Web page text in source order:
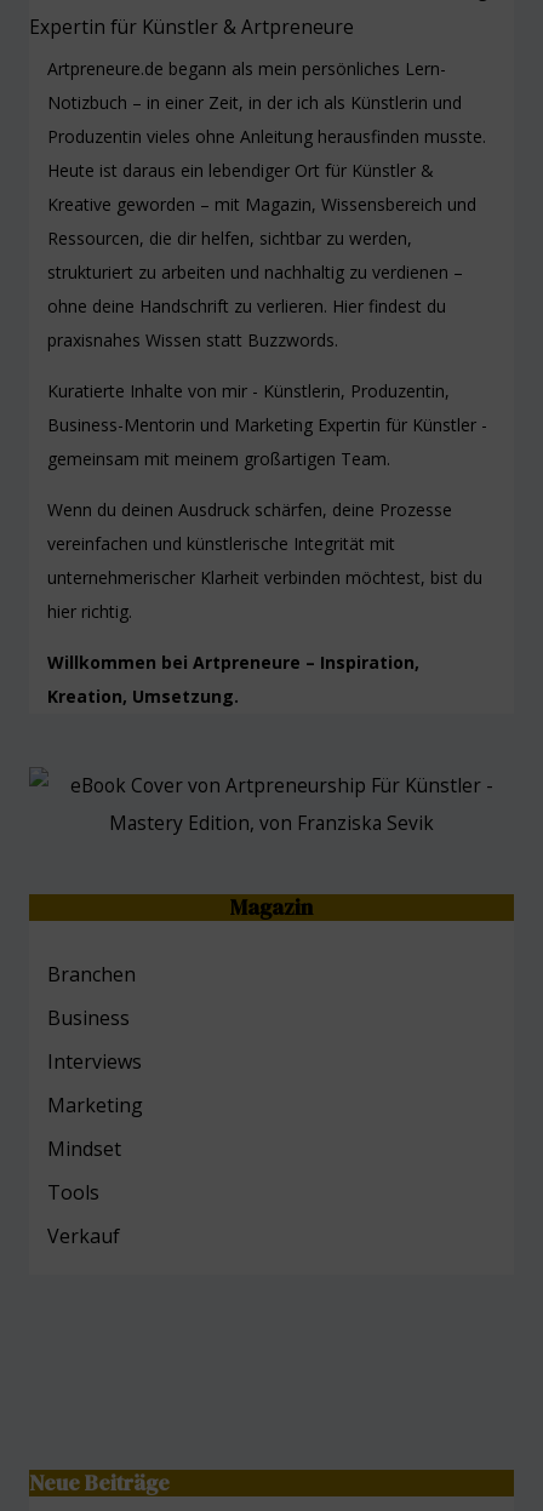
Artpreneure.de begann als mein persönliches Lern-
Notizbuch – in einer Zeit, in der ich als Künstlerin und
Produzentin vieles ohne Anleitung herausfinden musste.
Heute ist daraus ein lebendiger Ort für Künstler &
Kreative geworden – mit Magazin, Wissensbereich und
Ressourcen, die dir helfen, sichtbar zu werden,
strukturiert zu arbeiten und nachhaltig zu verdienen –
ohne deine Handschrift zu verlieren. Hier findest du
praxisnahes Wissen statt Buzzwords.
Kuratierte Inhalte von mir - Künstlerin, Produzentin,
Business-Mentorin und Marketing Expertin für Künstler -
gemeinsam mit meinem großartigen Team.
Wenn du deinen Ausdruck schärfen, deine Prozesse
vereinfachen und künstlerische Integrität mit
unternehmerischer Klarheit verbinden möchtest, bist du
hier richtig.
Willkommen bei Artpreneure – Inspiration,
Kreation, Umsetzung.
Magazin
Branchen
Business
Interviews
Marketing
Mindset
Tools
Verkauf
Neue Beiträge